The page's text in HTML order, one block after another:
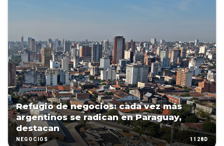
Refugio de negocios: cada vez más
argentinos se radican en Paraguay,
destacan
NEGOCIOS 1128D